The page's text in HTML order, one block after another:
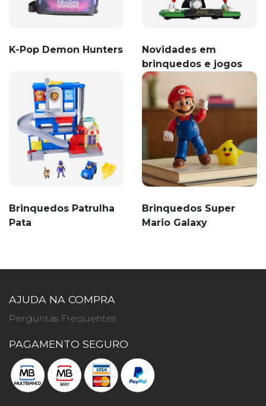
K-Pop Demon Hunters
Novidades em
brinquedos e jogos
Brinquedos Patrulha
Pata
Brinquedos Super
Mario Galaxy
AJUDA NA COMPRA
Perguntas Frequentes
PAGAMENTO SEGURO